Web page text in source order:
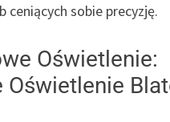
ceniących sobie precyzję.
Oświetlenie:
Oświetlenie